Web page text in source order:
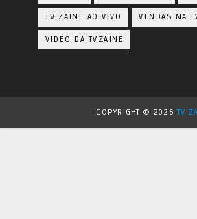
TV ZAINE AO VIVO VENDAS NA
VIDEO DA TVZAINE
COPYRIGHT © 2026TV